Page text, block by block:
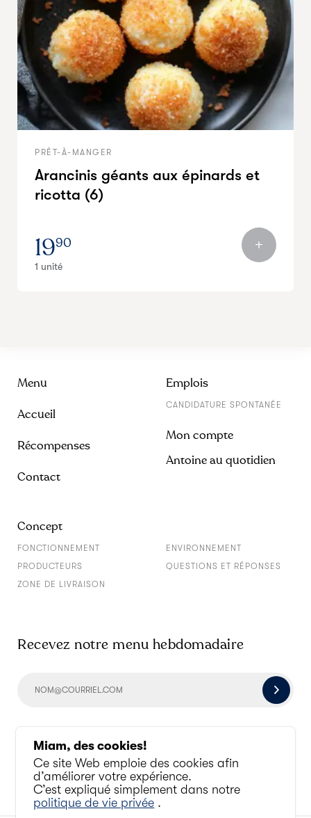
Miam, des cookies!
Ce site Web emploie des cookies afin
d’améliorer votre expérience.
C’est expliqué simplement dans notre
politique de vie privée .
PRÊT-À-MANGER
Arancinis géants aux épinards et
ricotta (6)
1990
1 unité
Menu
Accueil
Récompenses
Contact
Emplois
CANDIDATURE SPONTANÉE
Mon compte
Antoine au quotidien
Concept
FONCTIONNEMENT
ENVIRONNEMENT
PRODUCTEURS
QUESTIONS ET RÉPONSES
ZONE DE LIVRAISON
Socialisons un peu
Recevez notre menu hebdomadaire